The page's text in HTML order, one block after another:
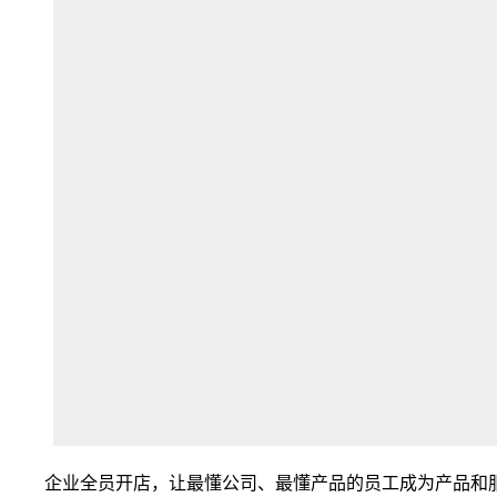
企业全员开店，让最懂公司、最懂产品的员工成为产品和